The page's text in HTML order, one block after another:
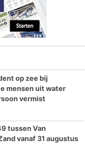
op zee bij
mensen uit water
vermist
tussen Van
vanaf 31 augustus